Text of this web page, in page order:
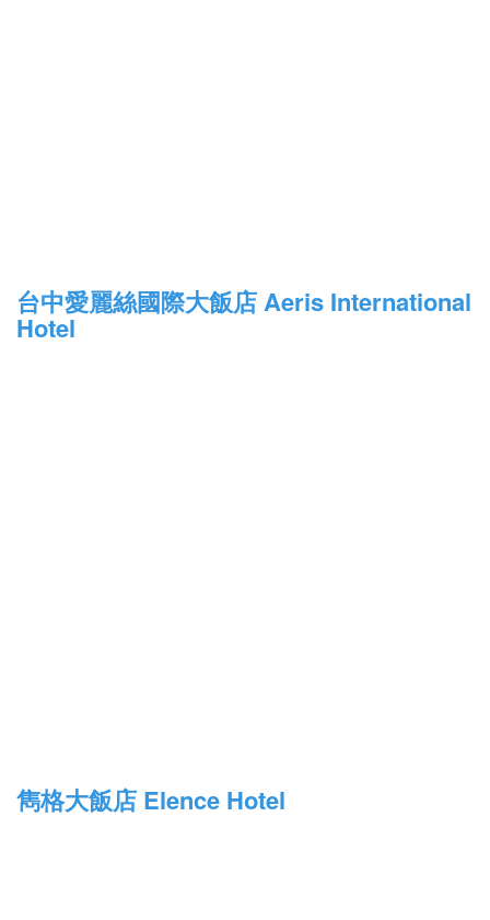
台中愛麗絲國際大飯店 Aeris International
Hotel
雋格大飯店 Elence Hotel